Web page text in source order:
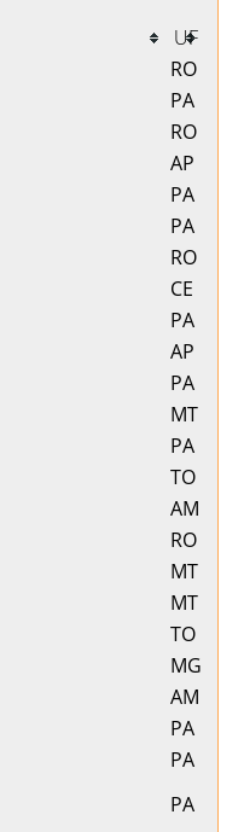
UF
RO
PA
RO
AP
PA
PA
RO
CE
PA
AP
PA
MT
PA
TO
AM
RO
MT
MT
TO
MG
AM
PA
PA
PA